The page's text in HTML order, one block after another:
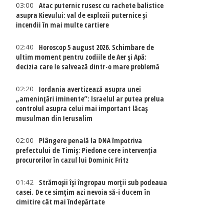
03:00
Atac puternic rusesc cu rachete balistice
asupra Kievului: val de explozii puternice și
incendii în mai multe cartiere
02:40
Horoscop 5 august 2026. Schimbare de
ultim moment pentru zodiile de Aer și Apă:
decizia care le salvează dintr-o mare problemă
02:20
Iordania avertizează asupra unei
„amenințări iminente”: Israelul ar putea prelua
controlul asupra celui mai important lăcaș
musulman din Ierusalim
02:00
Plângere penală la DNA împotriva
prefectului de Timiș: Piedone cere intervenția
procurorilor în cazul lui Dominic Fritz
01:42
Strămoșii își îngropau morții sub podeaua
casei. De ce simțim azi nevoia să-i ducem în
cimitire cât mai îndepărtate